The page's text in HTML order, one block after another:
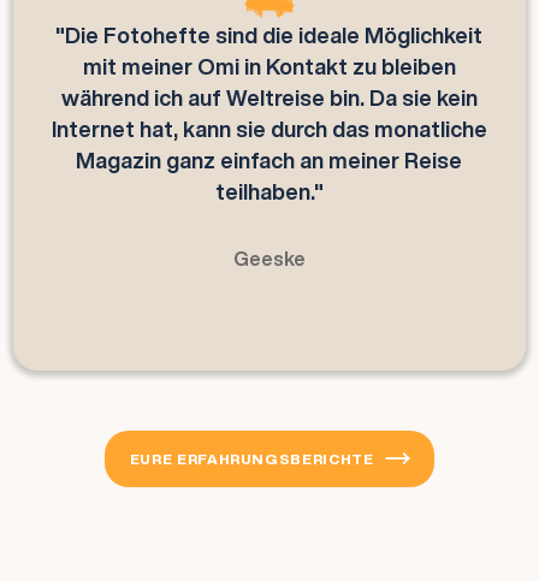
"Dank den Fotomagazinen kann ich meiner
Oma und meinem Opa endlich problemlos
von meinem Leben erzählen. Das gedruckte
Magazin ist perfekt für sie, da sie keine
technischen Geräte bedienen können."
EURE ERFAHRUNGSBERICHTE 